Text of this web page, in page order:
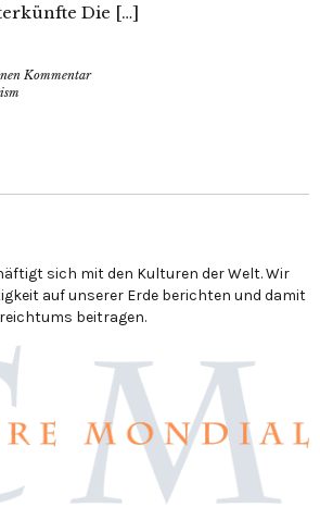
Die […]
Kommentar
sich mit den Kulturen der Welt. Wir
auf unserer Erde berichten und damit
beitragen.